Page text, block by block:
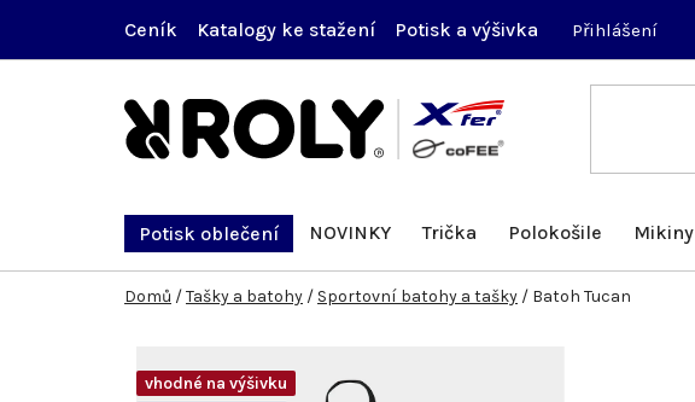
obsah
Ceník Katalogy ke stažení Potisk a výšivka Přihlášení
Potisk oblečení NOVINKY Trička Polokošile Mikiny
Domů /Tašky a batohy / Sportovní batohy a tašky / Batoh Tucan
vhodné na výšivku